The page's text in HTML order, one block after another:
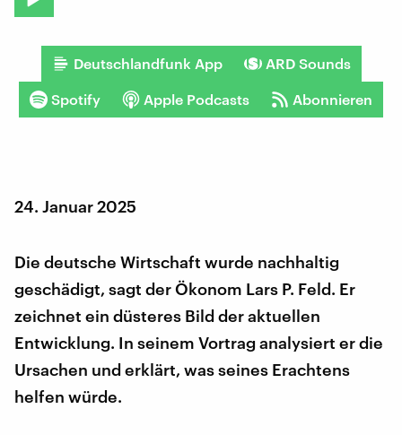
Deutschlandfunk App ARD Sounds
Spotify Apple Podcasts Abonnieren
24. Januar 2025
Die deutsche Wirtschaft wurde nachhaltig
geschädigt, sagt der Ökonom Lars P. Feld. Er
zeichnet ein düsteres Bild der aktuellen
Entwicklung. In seinem Vortrag analysiert er die
Ursachen und erklärt, was seines Erachtens
helfen würde.